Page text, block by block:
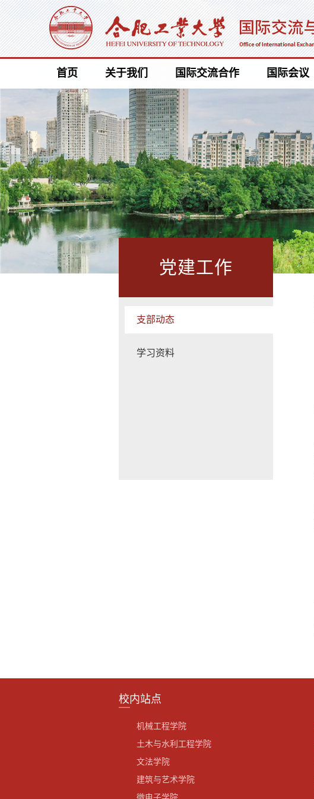
首页 关于我们 国际交流合作 国际会议
党建工作
支部动态
学习资料
校内站点
机械工程学院
土木与水利工程学院
文法学院
建筑与艺术学院